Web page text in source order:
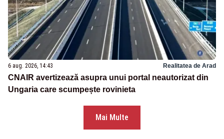
6 aug. 2026, 14:43 Realitatea de Arad
CNAIR avertizează asupra unui portal neautorizat din
Ungaria care scumpește rovinieta
Mai Multe